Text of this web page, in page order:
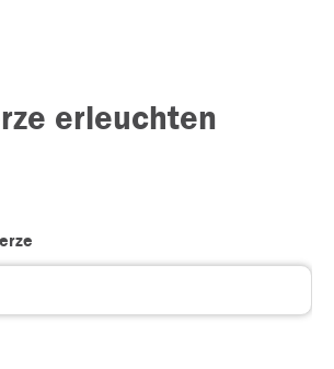
erleuchten